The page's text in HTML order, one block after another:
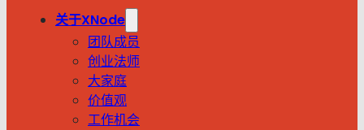
关于XNode
团队成员
创业法师
大家庭
价值观
工作机会